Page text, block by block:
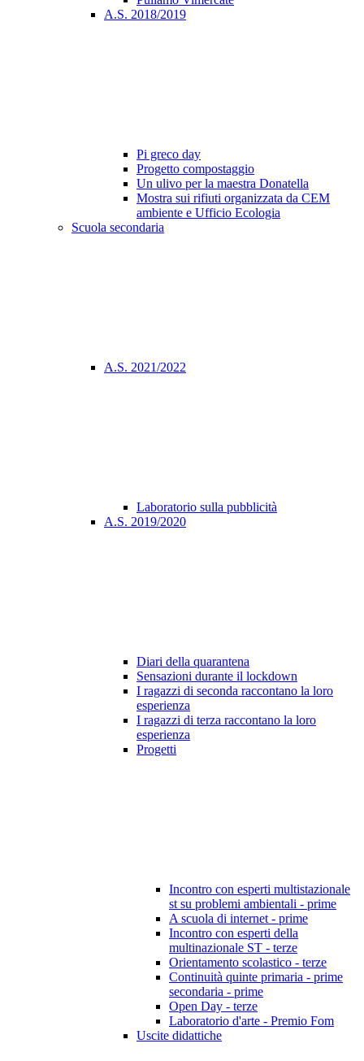
A.S. 2018/2019
Pi greco day
Progetto compostaggio
Un ulivo per la maestra Donatella
Mostra sui rifiuti organizzata da CEM
ambiente e Ufficio Ecologia
Scuola secondaria
A.S. 2021/2022
Laboratorio sulla pubblicità
A.S. 2019/2020
Diari della quarantena
Sensazioni durante il lockdown
I ragazzi di seconda raccontano la loro
esperienza
I ragazzi di terza raccontano la loro
esperienza
Progetti
Incontro con esperti multistazionale
st su problemi ambientali - prime
A scuola di internet - prime
Incontro con esperti della
multinazionale ST - terze
Orientamento scolastico - terze
Continuità quinte primaria - prime
secondaria - prime
Open Day - terze
Laboratorio d'arte - Premio Fom
Uscite didattiche